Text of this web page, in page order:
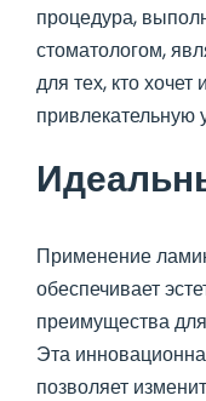
процедура,
стоматологом,
для тех, кто
привлекательную
Применение
обеспечивает
преимущества
Эта
позволяет